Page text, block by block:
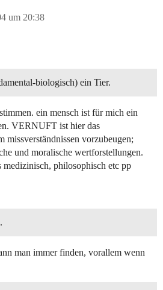
um 20:38
biologisch) ein Tier.
ein mensch ist für mich ein
VERNUFT ist hier das
missverständnissen vorzubeugen;
und moralische wertforstellungen.
philosophisch etc pp
man immer finden, vorallem wenn